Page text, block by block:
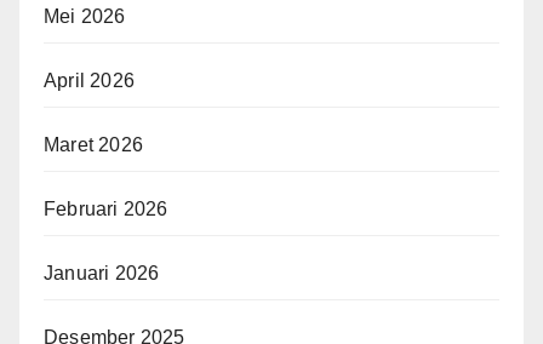
Mei 2026
April 2026
Maret 2026
Februari 2026
Januari 2026
Desember 2025